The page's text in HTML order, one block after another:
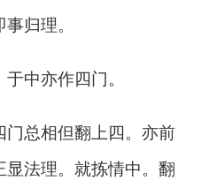
归理。
中亦作四门。
总相但翻上四。亦前
法理。就拣情中。翻